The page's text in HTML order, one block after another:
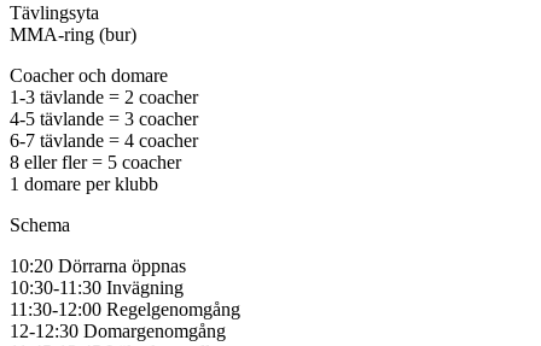
Tävlingsyta
MMA-ring (bur)
Coacher och domare
1-3 tävlande = 2 coacher
4-5 tävlande = 3 coacher
6-7 tävlande = 4 coacher
8 eller fler = 5 coacher
1 domare per klubb
Schema
10:20 Dörrarna öppnas
10:30-11:30 Invägning
11:30-12:00 Regelgenomgång
12-12:30 Domargenomgång